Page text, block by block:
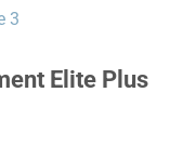
Elite Plus